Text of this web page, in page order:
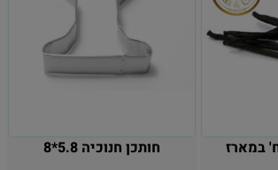
חותכן חנוכיה 5.8*8